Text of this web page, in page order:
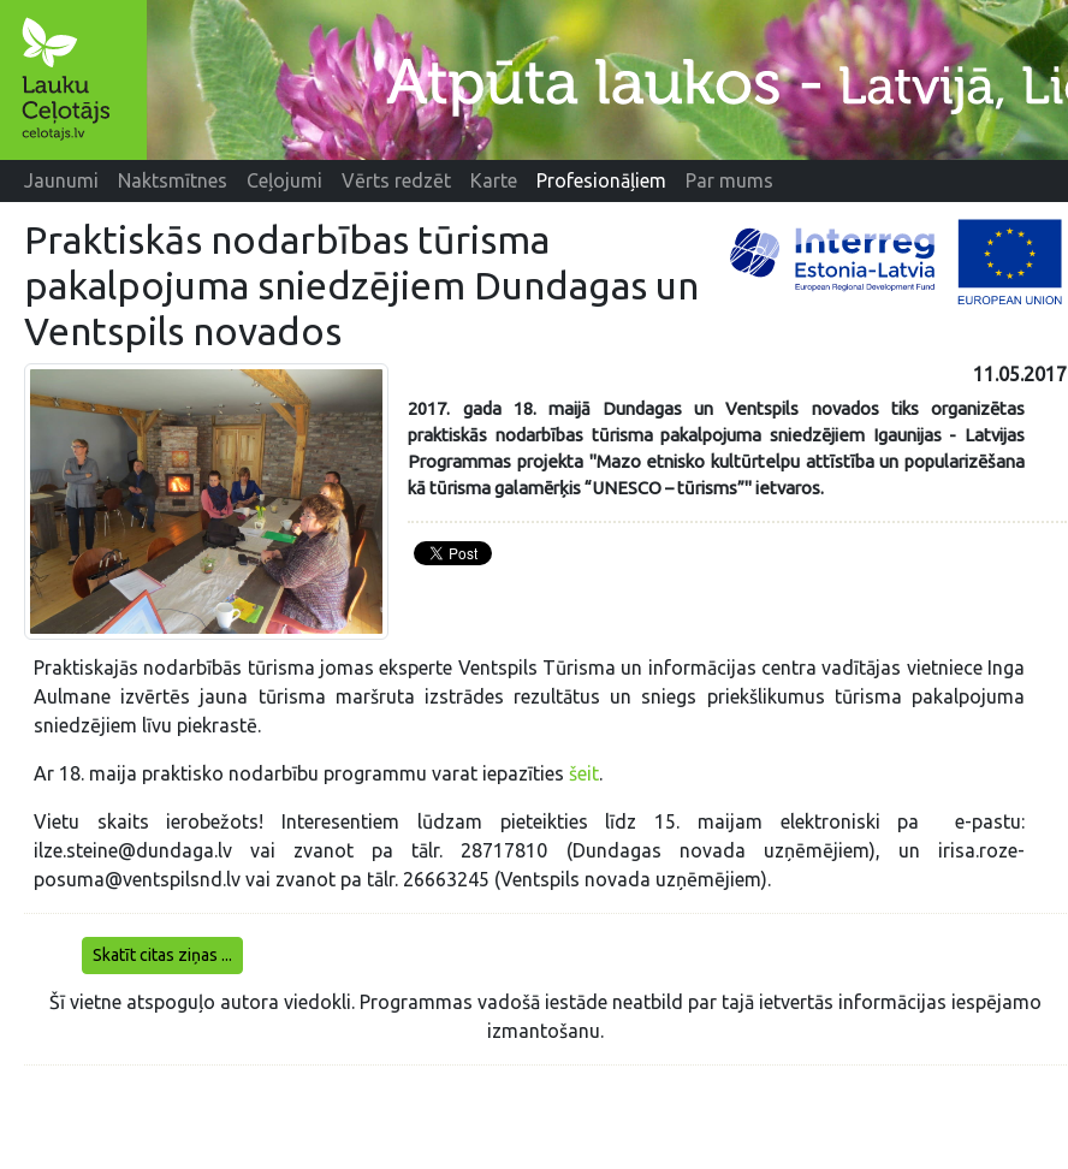
Jaunumi Naktsmītnes Ceļojumi Vērts redzēt Karte Profesionāļiem Par mums
Praktiskās nodarbības tūrisma
pakalpojuma sniedzējiem Dundagas un
Ventspils novados
11.05.2017
2017. gada 18. maijā Dundagas un Ventspils novados tiks organizētas
praktiskās nodarbības tūrisma pakalpojuma sniedzējiem Igaunijas - Latvijas
Programmas projekta "Mazo etnisko kultūrtelpu attīstība un popularizēšana
kā tūrisma galamērķis “UNESCO – tūrisms”" ietvaros.
Praktiskajās nodarbībās tūrisma jomas eksperte Ventspils Tūrisma un informācijas centra vadītājas vietniece Inga
Aulmane izvērtēs jauna tūrisma maršruta izstrādes rezultātus un sniegs priekšlikumus tūrisma pakalpojuma
sniedzējiem līvu piekrastē.
Ar 18. maija praktisko nodarbību programmu varat iepazīties šeit.
Vietu skaits ierobežots! Interesentiem lūdzam pieteikties līdz 15. maijam elektroniski pa e-pastu:
ilze.steine@dundaga.lv vai zvanot pa tālr. 28717810 (Dundagas novada uzņēmējiem), un irisa.roze-
posuma@ventspilsnd.lv vai zvanot pa tālr. 26663245 (Ventspils novada uzņēmējiem).
Skatīt citas ziņas ...
Šī vietne atspoguļo autora viedokli. Programmas vadošā iestāde neatbild par tajā ietvertās informācijas iespējamo
izmantošanu.